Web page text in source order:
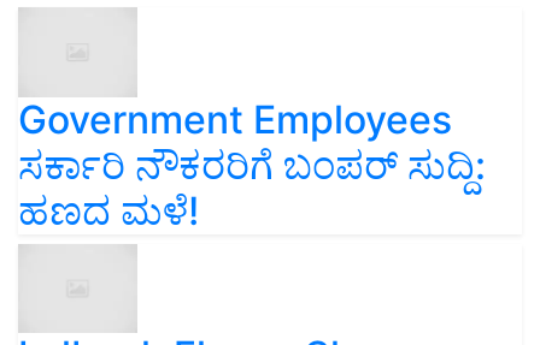
Government Employees
ಸರ್ಕಾರಿ ನೌಕರರಿಗೆ ಬಂಪರ್‌ ಸುದ್ದಿ:
ಹಣದ ಮಳೆ!